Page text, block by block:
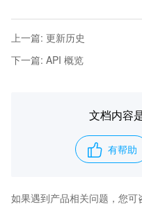
上一篇: 更新历史
下一篇: API 概览
文档内容
有帮助
如果遇到产品相关问题，您可